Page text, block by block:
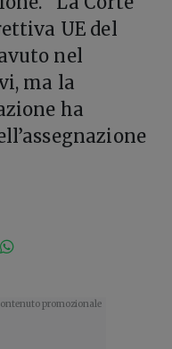
UE del
nel
ma la
ha